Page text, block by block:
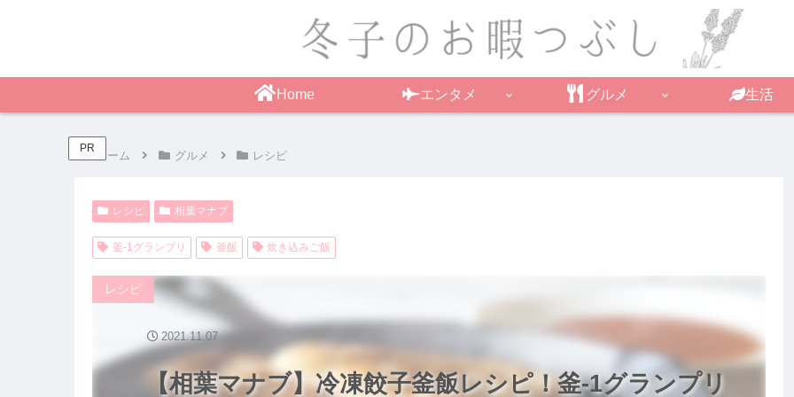
Home エンタメ グルメ 生活
PR
ホーム グルメ レシピ
レシピ 相葉マナブ
釜-1グランプリ 釜飯 炊き込みご飯
【相葉マナブ】冷凍餃子釜飯レシピ！釜-1グランプリ
レシピ
2021.11.07